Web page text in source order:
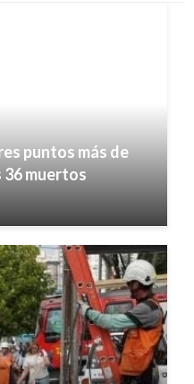
puntos más de
36 muertos